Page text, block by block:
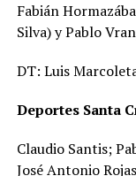
Fabián
Silva) y Pablo
DT: Luis
Deportes Santa
Claudio Santis;
José Antonio